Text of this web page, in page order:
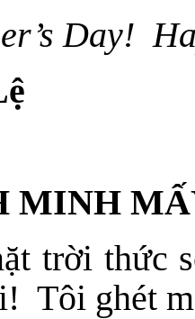
Day!
MINH
trời thức
Tôi ghét